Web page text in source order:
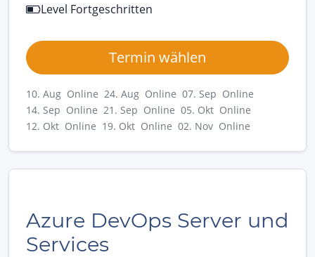
Level Fortgeschritten
Termin wählen
10. Aug Online 24. Aug Online 07. Sep Online
14. Sep Online 21. Sep Online 05. Okt Online
12. Okt Online 19. Okt Online 02. Nov Online
Azure DevOps Server und
Services